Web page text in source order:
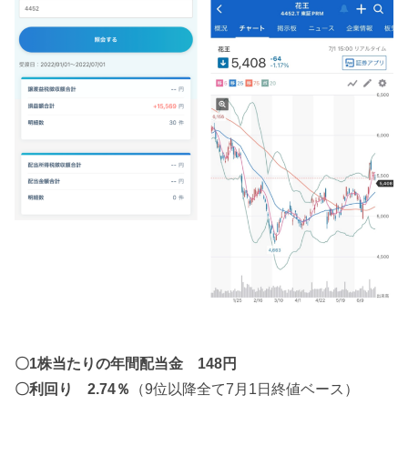
〇1株当たりの年間配当金 148円
〇利回り 2.74％
（9位以降全て7月1日終値ベース）